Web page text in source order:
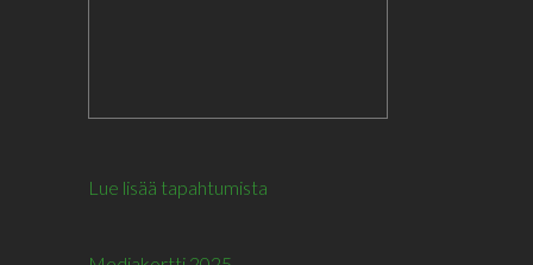
Lue lisää tapahtumista